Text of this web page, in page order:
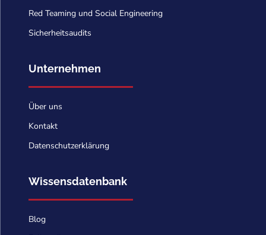
Red Teaming und Social Engineering
Sicherheitsaudits
Unternehmen
Über uns
Kontakt
Datenschutzerklärung
Wissensdatenbank
Blog